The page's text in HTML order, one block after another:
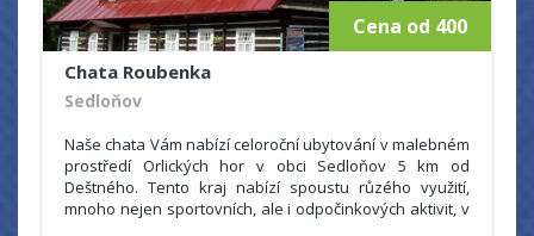
Cena od 400
Chata Roubenka
Sedloňov
Naše chata Vám nabízí celoroční ubytování v malebném
prostředí Orlických hor v obci Sedloňov 5 km od
Deštného. Tento kraj nabízí spoustu růzého využití,
mnoho nejen sportovních, ale i odpočinkových aktivit, v